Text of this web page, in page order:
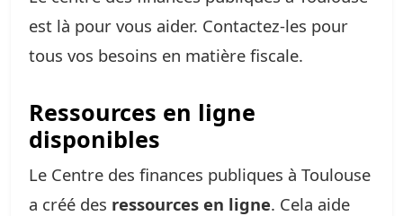
est là pour vous aider. Contactez-les pour
tous vos besoins en matière fiscale.
Ressources en ligne
disponibles
Le Centre des finances publiques à Toulouse
a créé des ressources en ligne. Cela aide